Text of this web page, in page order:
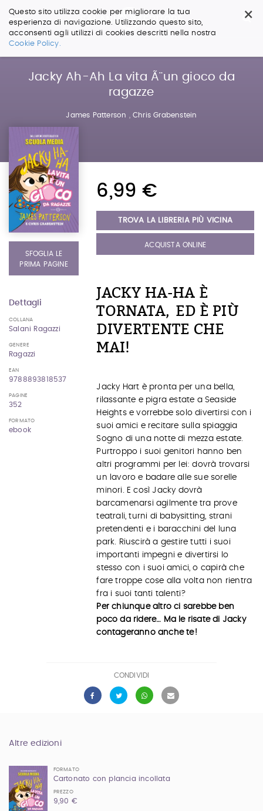
×
Questo sito utilizza cookie per migliorare la tua
esperienza di navigazione. Utilizzando questo sito,
acconsenti agli utilizzi di cookies descritti nella nostra
Cookie Policy.
Salta
Jacky Ah-Ah La vita Ã¨ un gioco da
ragazze
James Patterson ,Chris Grabenstein
SFOGLIA LE
PRIMA PAGINE
Dettagli
COLLANA
Salani Ragazzi
GENERE
Ragazzi
EAN
9788893818537
PAGINE
352
FORMATO
ebook
6,99 €
TROVA LA LIBRERIA PIÙ VICINA
ACQUISTA ONLINE
JACKY HA-HA È
TORNATA, ED È PIÙ
DIVERTENTE CHE
MAI!
Jacky Hart è pronta per una bella,
rilassante e pigra estate a Seaside
Heights e vorrebbe solo divertirsi con i
suoi amici e recitare sulla spiaggia
Sogno di una notte di mezza estate.
Purtroppo i suoi genitori hanno ben
altri programmi per lei: dovrà trovarsi
un lavoro e badare alle sue sorelle
minori. E così Jacky dovrà
barcamenarsi agilmente tra prove
teatrali, turni di babysitting, strani
pretendenti e i baracchini del luna
park. Riuscirà a gestire tutti i suoi
importanti impegni e divertirsi lo
stesso con i suoi amici, o capirà che
fare troppe cose alla volta non rientra
fra i suoi tanti talenti?
Per chiunque altro ci sarebbe ben
poco da ridere… Ma le risate di Jacky
contageranno anche te!
CONDIVIDI
Altre edizioni
FORMATO
Cartonato con plancia incollata
PREZZO
9,90 €